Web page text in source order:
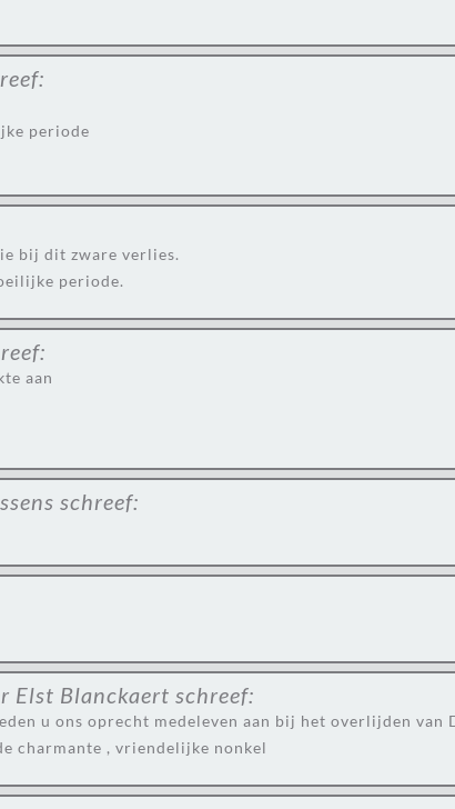
periode
bij dit zware verlies.
periode.
aan
schreef:
Elst Blanckaert schreef:
u ons oprecht medeleven aan bij het overlijden van
charmante , vriendelijke nonkel